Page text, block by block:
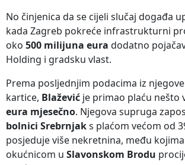
No činjenica da se cijeli slučaj događa
kada Zagreb pokreće infrastrukturni
oko 500 milijuna eura dodatno
Holding i gradsku vlast.
Prema posljednjim podacima iz
kartice, Blažević je primao plaću nešto
eura mjesečno. Njegova supruga
bolnici Srebrnjaks plaćom većom od
posjeduje više nekretnina, među
okućnicom u Slavonskom Brodu